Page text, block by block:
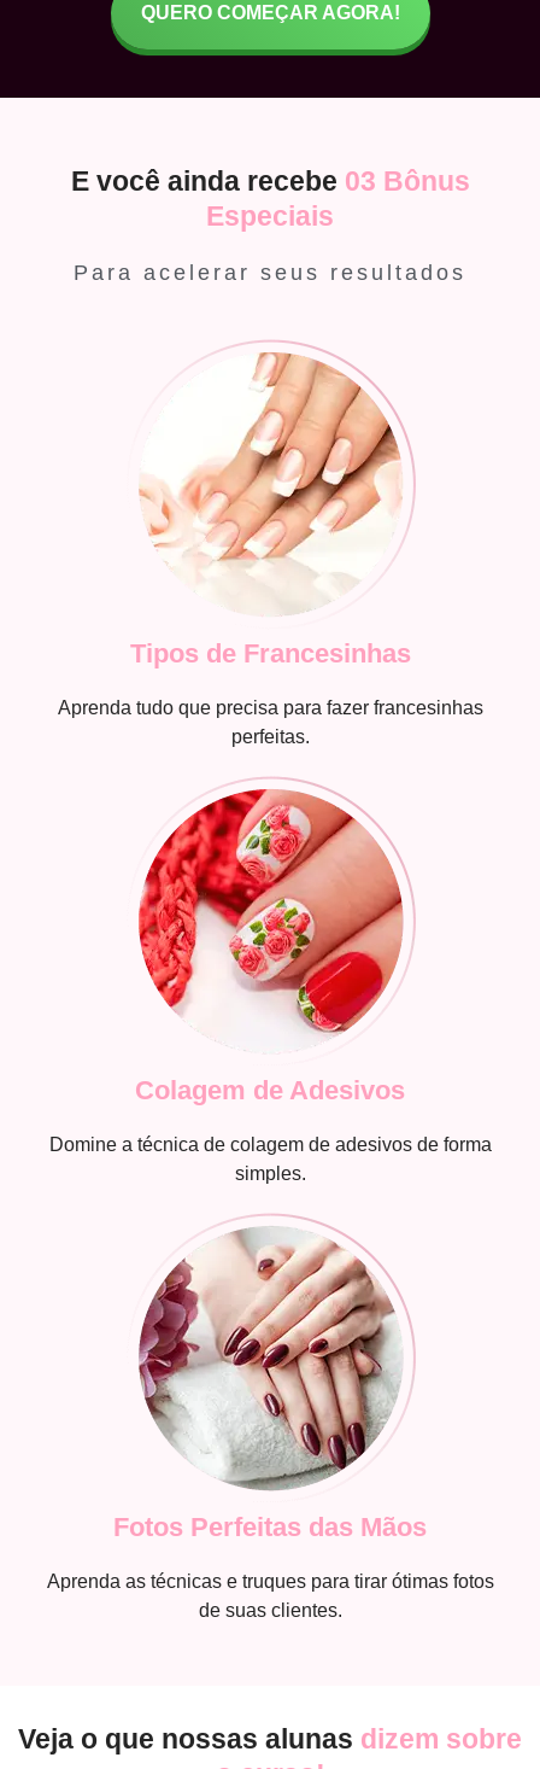
QUERO COMEÇAR AGORA!
E você ainda recebe 03 Bônus
Especiais
Para acelerar seus resultados
Tipos de Francesinhas
Aprenda tudo que precisa para fazer francesinhas
perfeitas.
Colagem de Adesivos
Domine a técnica de colagem de adesivos de forma
simples.
Fotos Perfeitas das Mãos
Aprenda as técnicas e truques para tirar ótimas fotos
de suas clientes.
Veja o que nossas alunas dizem sobre